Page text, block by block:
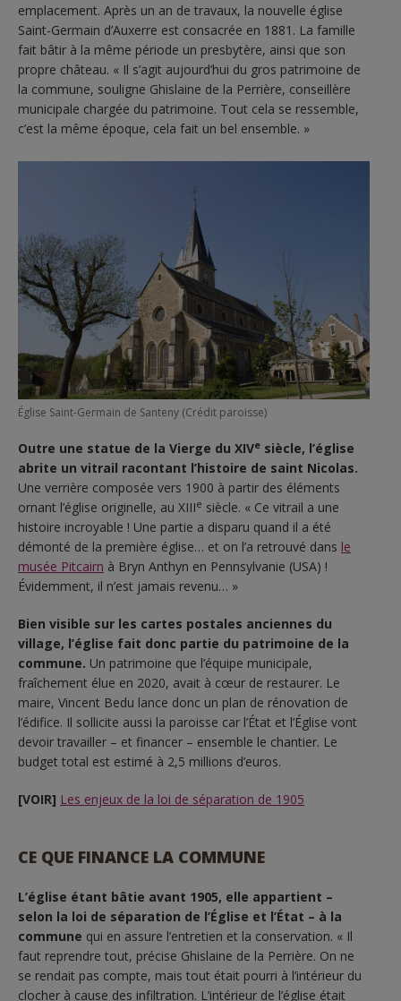
emplacement. Après un an de travaux, la nouvelle église
Saint-Germain d’Auxerre est consacrée en 1881. La famille
fait bâtir à la même période un presbytère, ainsi que son
propre château. « Il s’agit aujourd’hui du gros patrimoine de
la commune, souligne Ghislaine de la Perrière, conseillère
municipale chargée du patrimoine. Tout cela se ressemble,
c’est la même époque, cela fait un bel ensemble. »
Église Saint-Germain de Santeny (Crédit paroisse)
Outre une statue de la Vierge du XIVe siècle, l’église
abrite un vitrail racontant l’histoire de saint Nicolas.
Une verrière composée vers 1900 à partir des éléments
ornant l’église originelle, au XIIIe siècle. « Ce vitrail a une
histoire incroyable ! Une partie a disparu quand il a été
démonté de la première église… et on l’a retrouvé dans le
musée Pitcairn à Bryn Anthyn en Pennsylvanie (USA) !
Évidemment, il n’est jamais revenu… »
Bien visible sur les cartes postales anciennes du
village, l’église fait donc partie du patrimoine de la
commune. Un patrimoine que l’équipe municipale,
fraîchement élue en 2020, avait à cœur de restaurer. Le
maire, Vincent Bedu lance donc un plan de rénovation de
l’édifice. Il sollicite aussi la paroisse car l’État et l’Église vont
devoir travailler – et financer – ensemble le chantier. Le
budget total est estimé à 2,5 millions d’euros.
[VOIR] Les enjeux de la loi de séparation de 1905
CE QUE FINANCE LA COMMUNE
L’église étant bâtie avant 1905, elle appartient –
selon la loi de séparation de l’Église et l’État – à la
commune qui en assure l’entretien et la conservation. « Il
faut reprendre tout, précise Ghislaine de la Perrière. On ne
se rendait pas compte, mais tout était pourri à l’intérieur du
clocher à cause des infiltration. L’intérieur de l’église était